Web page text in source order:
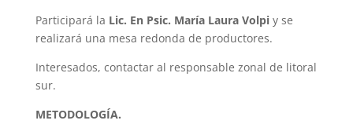
Participará la Lic. En Psic. María Laura Volpiy se
realizará una mesa redonda de productores.
Interesados, contactar al responsable zonal de litoral
sur.
METODOLOGÍA.